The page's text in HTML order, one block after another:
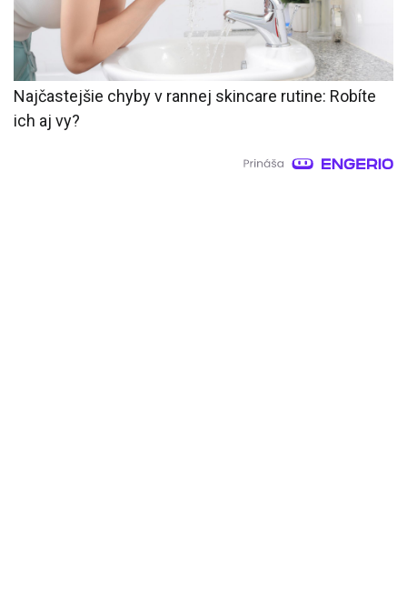
Najčastejšie chyby v rannej skincare rutine: Robíte
ich aj vy?